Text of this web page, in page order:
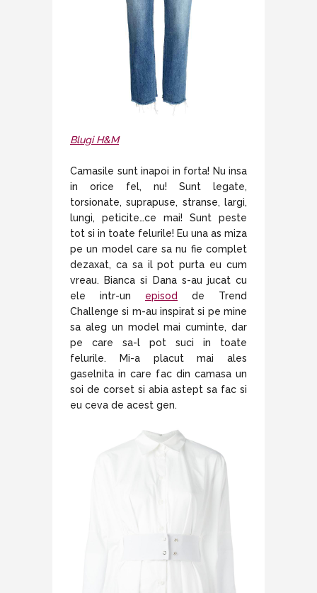
Blugi H&M
Camasile sunt inapoi in forta! Nu insa
in orice fel, nu! Sunt legate,
torsionate, suprapuse, stranse, largi,
lungi, peticite…ce mai! Sunt peste
tot si in toate felurile! Eu una as miza
pe un model care sa nu fie complet
dezaxat, ca sa il pot purta eu cum
vreau. Bianca si Dana s-au jucat cu
ele intr-un episod
de Trend
Challenge si m-au inspirat si pe mine
sa aleg un model mai cuminte, dar
pe care sa-l pot suci in toate
felurile. Mi-a placut mai ales
gaselnita in care fac din camasa un
soi de corset si abia astept sa fac si
eu ceva de acest gen.